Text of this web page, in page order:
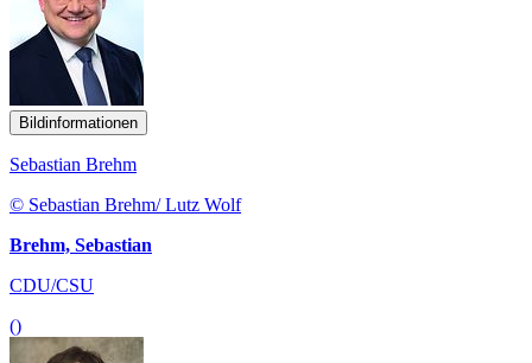
Bildinformationen
Sebastian Brehm
© Sebastian Brehm/ Lutz Wolf
Brehm, Sebastian
CDU/CSU
()